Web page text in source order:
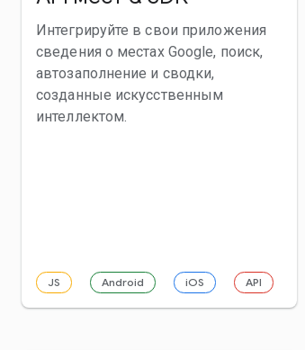
Интегрируйте в свои приложения
сведения о местах Google, поиск,
автозаполнение и сводки,
созданные искусственным
интеллектом.
JS Android iOS API